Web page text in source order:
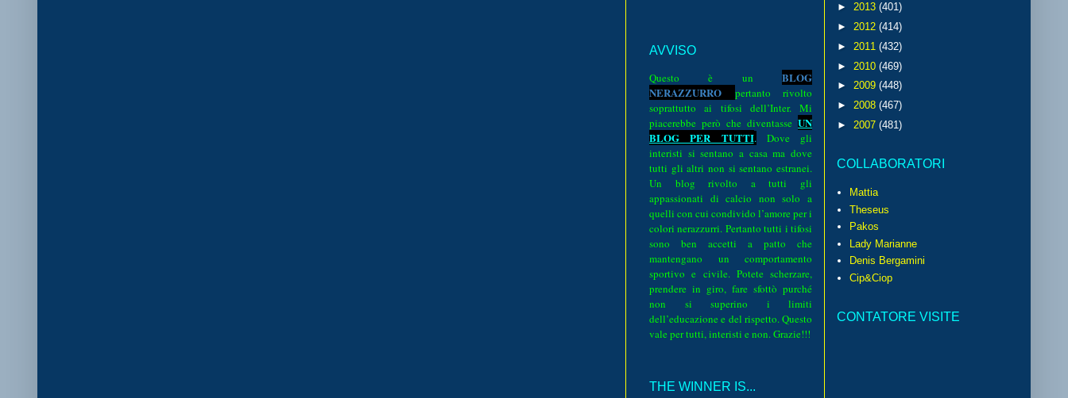
AVVISO
Questo è un BLOG
NERAZZURRO pertanto rivolto
soprattutto ai tifosi dell’Inter. Mi
piacerebbe però che diventasse UN
BLOG PER TUTTI.
Dove gli
interisti si sentano a casa ma dove
tutti gli altri non si sentano estranei.
Un blog rivolto a tutti gli
appassionati di calcio non solo a
quelli con cui condivido l’amore per i
colori nerazzurri. Pertanto tutti i tifosi
sono ben accetti a patto che
mantengano un comportamento
sportivo e civile. Potete scherzare,
prendere in giro, fare sfottò purché
non si superino i limiti
dell’educazione e del rispetto. Questo
vale per tutti, interisti e non. Grazie!!!
THE WINNER IS...
► 2013 (401)
► 2012 (414)
► 2011 (432)
► 2010 (469)
► 2009 (448)
► 2008 (467)
► 2007 (481)
COLLABORATORI
Mattia
Theseus
Pakos
Lady Marianne
Denis Bergamini
Cip&Ciop
CONTATORE VISITE